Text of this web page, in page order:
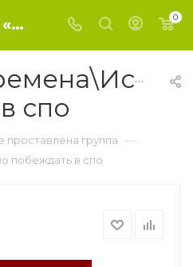
Купить книгу «КнНаВсеВремена\Искусство побеждать в спо» 2023, Шопенгауэр А. - Не проставлена группа 0
спо
проставлена группа —
побеждать в спо